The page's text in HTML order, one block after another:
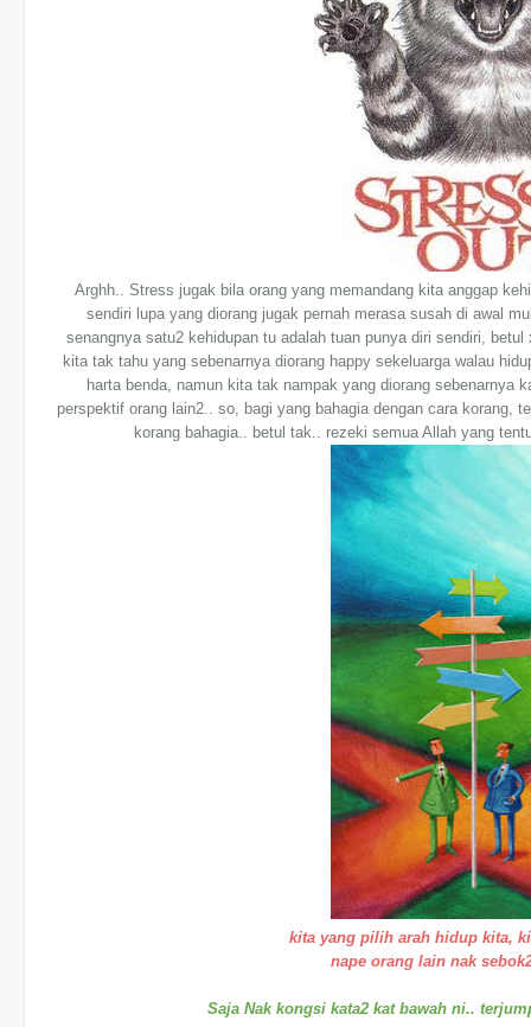
Arghh.. Stress jugak bila orang yang memandang kita anggap
sendiri lupa yang diorang jugak pernah merasa susah di awal
senangnya satu2 kehidupan tu adalah tuan punya diri sendiri,
kita tak tahu yang sebenarnya diorang happy sekeluarga walau
harta benda, namun kita tak nampak yang diorang sebenarnya
perspektif orang lain2.. so, bagi yang bahagia dengan cara korang,
korang bahagia.. betul tak.. rezeki semua Allah yang
kita yang pilih arah hidup kita,
nape orang lain nak
Saja Nak kongsi kata2 kat bawah ni..